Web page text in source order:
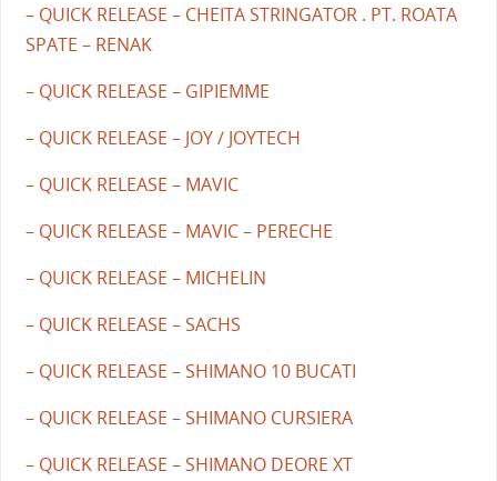
– QUICK RELEASE – CHEITA STRINGATOR . PT. ROATA
SPATE – RENAK
– QUICK RELEASE – GIPIEMME
– QUICK RELEASE – JOY / JOYTECH
– QUICK RELEASE – MAVIC
– QUICK RELEASE – MAVIC – PERECHE
– QUICK RELEASE – MICHELIN
– QUICK RELEASE – SACHS
– QUICK RELEASE – SHIMANO 10 BUCATI
– QUICK RELEASE – SHIMANO CURSIERA
– QUICK RELEASE – SHIMANO DEORE XT